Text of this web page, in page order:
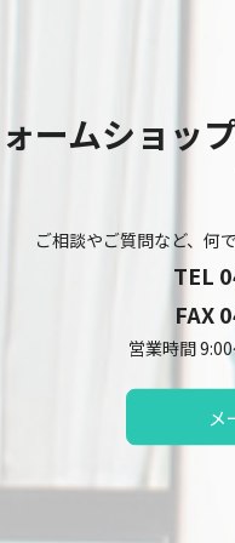
ームショッ
ご相談やご質問など、何
TEL
FAX
営業時間
メ